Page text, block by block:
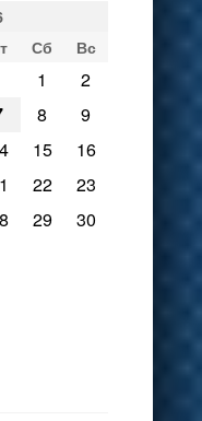
Сб Вс
1
2
8
9
15
16
22
23
29
30